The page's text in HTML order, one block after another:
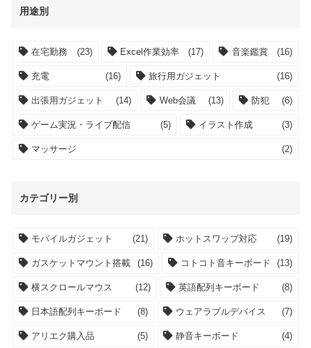
用途別
在宅勤務 (23) Excel作業効率 (17) 音楽鑑賞 (16)
充電 (16) 旅行用ガジェット (16)
出張用ガジェット (14) Web会議 (13) 防犯 (6)
ゲーム実況・ライブ配信 (5) イラスト作成 (3)
マッサージ (2)
カテゴリー別
モバイルガジェット (21) ホットスワップ対応 (19)
ガスケットマウント搭載 (16) コトコト音キーボード (13)
横スクロールマウス (12) 英語配列キーボード (8)
日本語配列キーボード (8) ウェアラブルデバイス (7)
アリエク購入品 (5) 静音キーボード (4)